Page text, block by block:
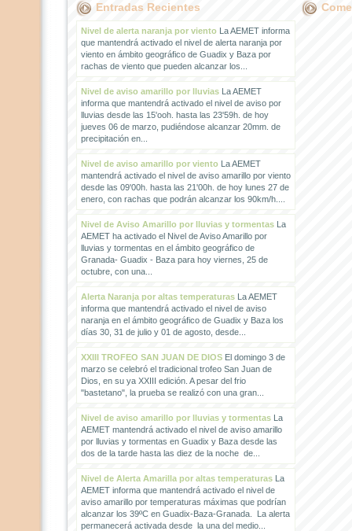
Entradas Recientes
Nivel de alerta naranja por vientoLa AEMET informa
que mantendrá activado el nivel de alerta naranja por
viento en ámbito geográfico de Guadix y Baza por
rachas de viento que pueden alcanzar los...
Nivel de aviso amarillo por lluviasLa AEMET
informa que mantendrá activado el nivel de aviso por
lluvias desde las 15'ooh. hasta las 23'59h. de hoy
jueves 06 de marzo, pudiéndose alcanzar 20mm. de
precipitación en...
Nivel de aviso amarillo por vientoLa AEMET
mantendrá activado el nivel de aviso amarillo por viento
desde las 09'00h. hasta las 21'00h. de hoy lunes 27 de
enero, con rachas que podrán alcanzar los 90km/h....
Nivel de Aviso Amarillo por lluvias y tormentasLa
AEMET ha activado el Nivel de Aviso Amarillo por
lluvias y tormentas en el ámbito geográfico de
Granada- Guadix - Baza para hoy viernes, 25 de
octubre, con una...
Alerta Naranja por altas temperaturasLa AEMET
informa que mantendrá activado el nivel de aviso
naranja en el ámbito geográfico de Guadix y Baza los
días 30, 31 de julio y 01 de agosto, desde...
XXIII TROFEO SAN JUAN DE DIOSEl domingo 3 de
marzo se celebró el tradicional trofeo San Juan de
Dios, en su ya XXIII edición. A pesar del frio
"bastetano", la prueba se realizó con una gran...
Nivel de aviso amarillo por lluvias y tormentasLa
AEMET mantendrá activado el nivel de aviso amarillo
por lluvias y tormentas en Guadix y Baza desde las
dos de la tarde hasta las diez de la noche de...
Nivel de Alerta Amarilla por altas temperaturasLa
AEMET informa que mantendrá activado el nivel de
aviso amarillo por temperaturas máximas que podrían
alcanzar los 39ºC en Guadix-Baza-Granada. La alerta
permanecerá activada desde la una del medio...